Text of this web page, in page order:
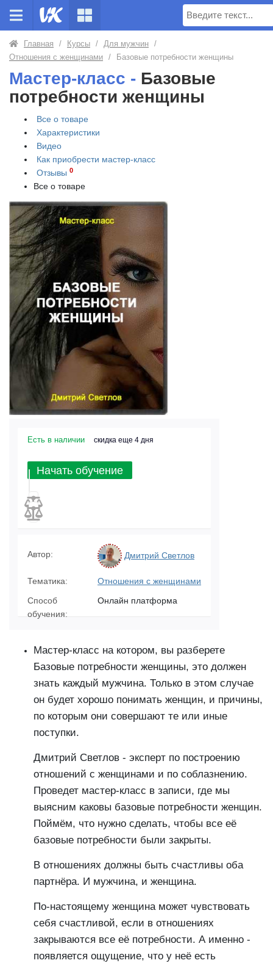
Поиск
Главная / Курсы / Для мужчин /
Отношения с женщинами / Базовые потребности женщины
Мастер-класс - Базовые
потребности женщины
Все о товаре
Характеристики
Видео
Как приобрести мастер-класс
Отзывы 0
Все о товаре
Есть в наличии скидка еще 4 дня
Начать обучение
Автор: Дмитрий Светлов
Тематика:
Отношения с женщинами
Способ
обучения:
Онлайн платформа
Мастер-класс на котором, вы разберете
Базовые потребности женщины, это должен
знать каждый мужчина. Только в этом случае
он будет хорошо понимать женщин, и причины,
по которым они совершают те или иные
поступки.
Дмитрий Светлов - эксперт по построению
отношений с женщинами и по соблазнению.
Проведет мастер-класс в записи, где мы
выясним каковы базовые потребности женщин.
Поймём, что нужно сделать, чтобы все её
базовые потребности были закрыты.
В отношениях должны быть счастливы оба
партнёра. И мужчина, и женщина.
По-настоящему женщина может чувствовать
себя счастливой, если в отношениях
закрываются все её потребности. А именно -
появляется ощущение, что у неё есть